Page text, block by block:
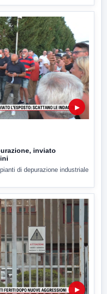
▶
inviato
di depurazione industriale
▶